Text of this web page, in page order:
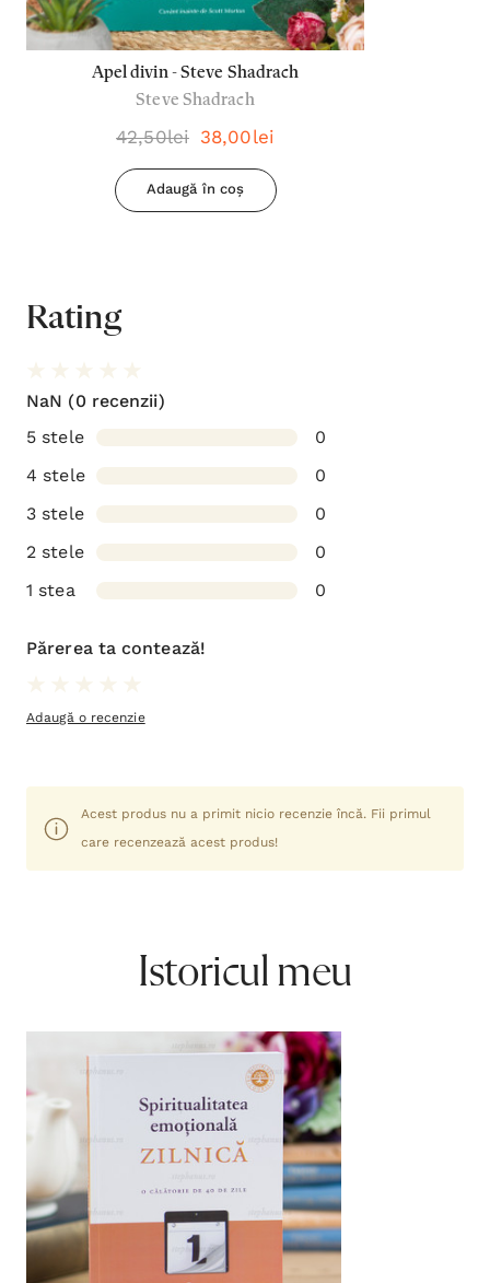
Apel divin - Steve Shadrach
Steve Shadrach
42,50lei 38,00lei
Adaugă în coș
Rating
NaN (0 recenzii)
5 stele
0
4 stele
0
3 stele
0
2 stele
0
1 stea
0
Părerea ta contează!
Adaugă o recenzie
Acest produs nu a primit nicio recenzie încă. Fii primul
care recenzează acest produs!
Istoricul meu